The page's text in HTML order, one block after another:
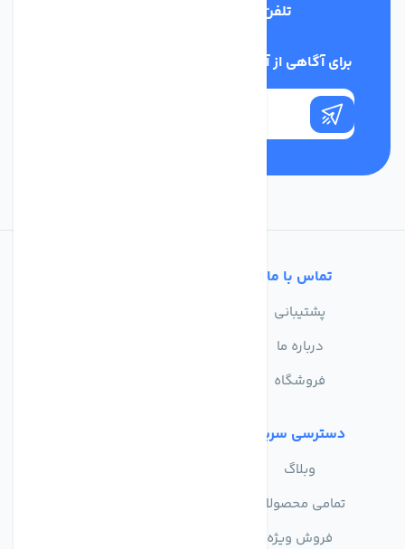
تلفن پشتیبانی
برای آگاهی از آخرین اخبار در خبرنامه ما عضو شوید
تماس با ما
پشتیبانی
درباره ما
فروشگاه
دسترسی سریع
وبلاگ
تمامی محصولات
فروش ویژه